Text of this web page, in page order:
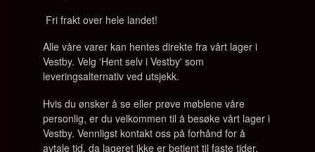
Fri frakt over hele landet!
Alle våre varer kan hentes direkte fra vårt lager i
Vestby. Velg 'Hent selv i Vestby' som
leveringsalternativ ved utsjekk.
Hvis du ønsker å se eller prøve møblene våre
personlig, er du velkommen til å besøke vårt lager i
Vestby. Vennligst kontakt oss på forhånd for å
avtale tid, da lageret ikke er betjent til faste tider.